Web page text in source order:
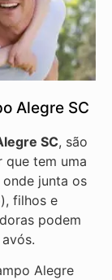
Alegre SC
SC, são
tem uma
junta os
filhos e
podem
Alegre